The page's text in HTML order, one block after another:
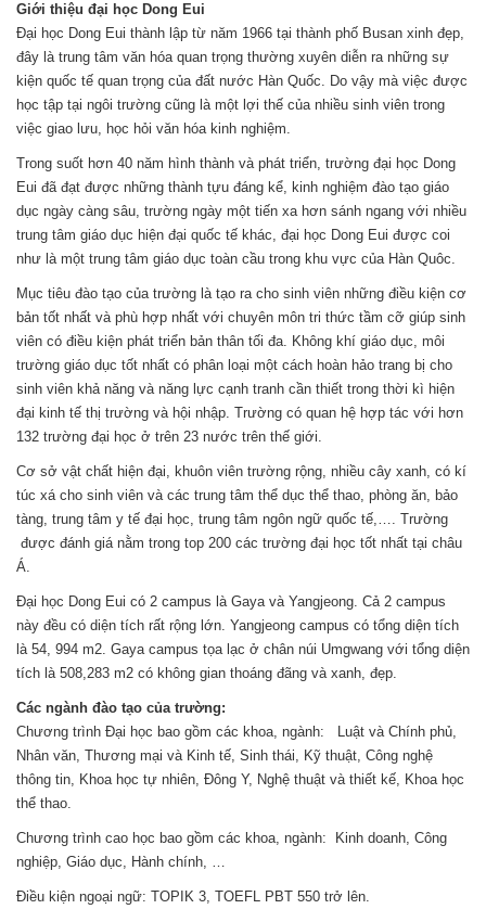
Giới thiệu đại học Dong Eui
Đại học Dong Eui thành lập từ năm 1966 tại thành phố Busan xinh đẹp,
đây là trung tâm văn hóa quan trọng thường xuyên diễn ra những sự
kiện quốc tế quan trọng của đất nước Hàn Quốc. Do vậy mà việc được
học tập tại ngôi trường cũng là một lợi thế của nhiều sinh viên trong
việc giao lưu, học hỏi văn hóa kinh nghiệm.
Trong suốt hơn 40 năm hình thành và phát triển, trường đại học Dong
Eui đã đạt được những thành tựu đáng kể, kinh nghiệm đào tạo giáo
dục ngày càng sâu, trường ngày một tiến xa hơn sánh ngang với nhiều
trung tâm giáo dục hiện đại quốc tế khác, đại học Dong Eui được coi
như là một trung tâm giáo dục toàn cầu trong khu vực của Hàn Quôc.
Mục tiêu đào tạo của trường là tạo ra cho sinh viên những điều kiện cơ
bản tốt nhất và phù hợp nhất với chuyên môn tri thức tầm cỡ giúp sinh
viên có điều kiện phát triển bản thân tối đa. Không khí giáo dục, môi
trường giáo dục tốt nhất có phân loại một cách hoàn hảo trang bị cho
sinh viên khả năng và năng lực cạnh tranh cần thiết trong thời kì hiện
đại kinh tế thị trường và hội nhập. Trường có quan hệ hợp tác với hơn
132 trường đại học ở trên 23 nước trên thế giới.
Cơ sở vật chất hiện đại, khuôn viên trường rộng, nhiều cây xanh, có kí
túc xá cho sinh viên và các trung tâm thể dục thể thao, phòng ăn, bảo
tàng, trung tâm y tế đại học, trung tâm ngôn ngữ quốc tế,…. Trường
được đánh giá nằm trong top 200 các trường đại học tốt nhất tại châu
Á.
Đại học Dong Eui có 2 campus là Gaya và Yangjeong. Cả 2 campus
này đều có diện tích rất rộng lớn. Yangjeong campus có tổng diện tích
là 54, 994 m2. Gaya campus tọa lạc ở chân núi Umgwang với tổng diện
tích là 508,283 m2 có không gian thoáng đãng và xanh, đẹp.
Các ngành đào tạo của trường:
Chương trình Đại học bao gồm các khoa, ngành: Luật và Chính phủ,
Nhân văn, Thương mại và Kinh tế, Sinh thái, Kỹ thuật, Công nghệ
thông tin, Khoa học tự nhiên, Đông Y, Nghệ thuật và thiết kế, Khoa học
thể thao.
Chương trình cao học bao gồm các khoa, ngành: Kinh doanh, Công
nghiệp, Giáo dục, Hành chính, …
Điều kiện ngoại ngữ: TOPIK 3, TOEFL PBT 550 trở lên.